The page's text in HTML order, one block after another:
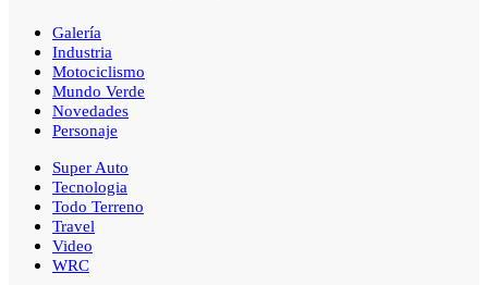
Galería
Industria
Motociclismo
Mundo Verde
Novedades
Personaje
Super Auto
Tecnologia
Todo Terreno
Travel
Video
WRC